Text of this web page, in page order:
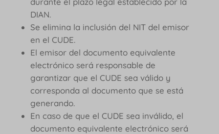
DIAN.
Se elimina la inclusión del NIT del emisor
en el CUDE.
El emisor del documento equivalente
electrónico será responsable de
garantizar que el CUDE sea válido y
corresponda al documento que se está
generando.
En caso de que el CUDE sea inválido, el
documento equivalente electrónico será